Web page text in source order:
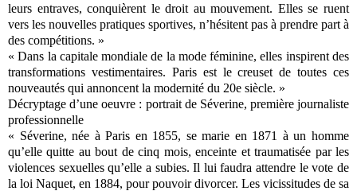
leurs entraves, conquièrent le droit au mouvement. Elles se ruent
vers les nouvelles pratiques sportives, n’hésitent pas à prendre part à
des compétitions. »
« Dans la capitale mondiale de la mode féminine, elles inspirent des
transformations vestimentaires. Paris est le creuset de toutes ces
nouveautés qui annoncent la modernité du 20e siècle. »
Décryptage d’une oeuvre : portrait de Séverine, première journaliste
professionnelle
« Séverine, née à Paris en 1855, se marie en 1871 à un homme
qu’elle quitte au bout de cinq mois, enceinte et traumatisée par les
violences sexuelles qu’elle a subies. Il lui faudra attendre le vote de
la loi Naquet, en 1884, pour pouvoir divorcer. Les vicissitudes de sa